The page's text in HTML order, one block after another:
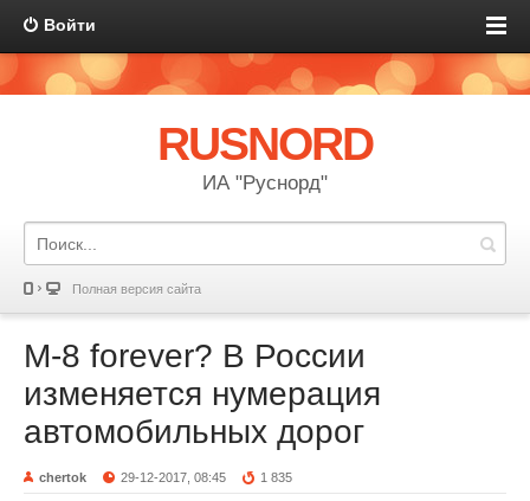
Войти
RUSNORD
ИА "Руснорд"
Полная версия сайта
М-8 forever? В России
изменяется нумерация
автомобильных дорог
chertok 29-12-2017, 08:45 1 835